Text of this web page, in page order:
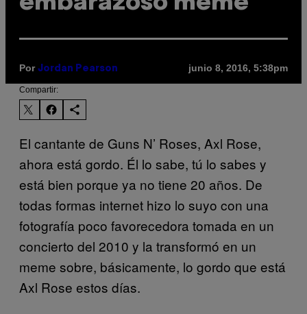
Por Jordan Pearson junio 8, 2016, 5:38pm
Compartir:
El cantante de Guns N’ Roses, Axl Rose,
ahora está gordo. Él lo sabe, tú lo sabes y
está bien porque ya no tiene 20 años. De
todas formas internet hizo lo suyo con una
fotografía poco favorecedora tomada en un
concierto del 2010 y la transformó en un
meme sobre, básicamente, lo gordo que está
Axl Rose estos días.